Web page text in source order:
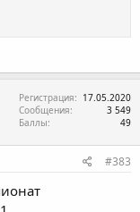
Регистрация
17.05.2020
Сообщения
3 549
Баллы
49
#383